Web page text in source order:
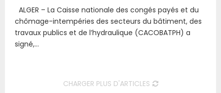
ALGER – La Caisse nationale des congés payés et du
chômage-intempéries des secteurs du bâtiment, des
travaux publics et de l’hydraulique (CACOBATPH) a
signé,...
CHARGER PLUS D'ARTICLES